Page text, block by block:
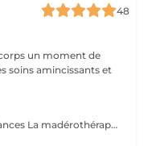
48
un moment de
soins amincissants et
Soin disponible en cure de 5 ou 10 séances La madérothérapie visage se différencie de toutes les autres techniques de massage facial. C'est un massage totalement naturel, permettant de remodeler, d'affiner le visage, de réduire et d'évacuer les toxines, d'améliorer la nutrition et la libre circulation énergétique. Bienfaits sur la peau et le teint: -Anti-âge : Stimule la production de collagène et d'élastine, raffermit la peau et réduit l'apparence des rides et ridules. -Tonifiant : Tonifie les muscles du visage pour améliorer la fermeté et prévenir le relâchement cutané. -Défatigant : Réduit visiblement les poches, les cernes et les traits tirés, donnant un regard plus reposé. -Éclat : Illumine le teint et améliore l'aspect général de la peau grâce à une meilleure circulation sanguine et une élimination des toxines.